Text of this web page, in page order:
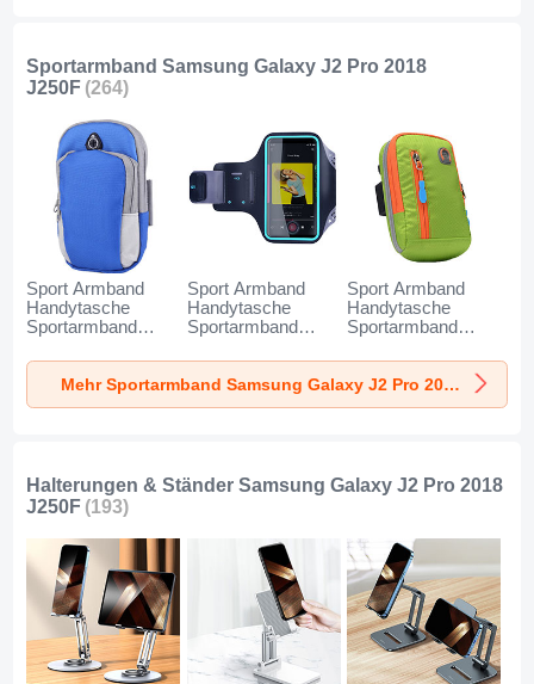
Sportarmband Samsung Galaxy J2 Pro 2018
J250F (264)
Sport Armband
Handytasche
Sportarmband
Universal A11 für
Samsung Galaxy
J2 Pro 2018 J250F
Sport Armband
Handytasche
Sportarmband
Universal G03 für
Samsung Galaxy
J2 Pro 2018 J250F
Sport Armband
Handytasche
Sportarmband
Universal A10 für
Samsung Galaxy
J2 Pro 2018 J250F
Mehr Sportarmband Samsung Galaxy J2 Pro 2018 J250F
Halterungen & Ständer Samsung Galaxy J2 Pro 2018
J250F (193)